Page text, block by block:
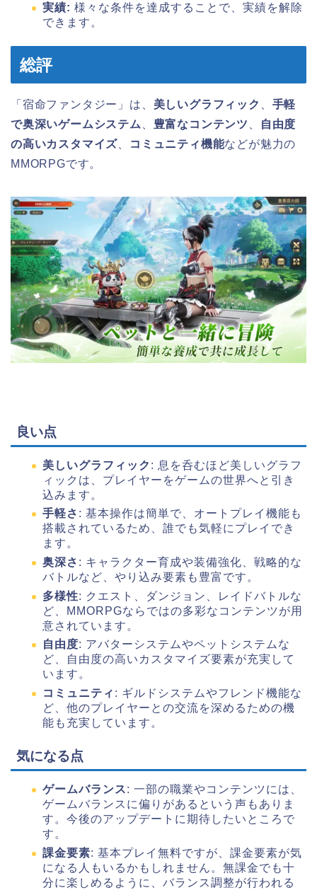
実績: 様々な条件を達成することで、実績を解除
できます。
総評
「宿命ファンタジー」は、 美しいグラフィック
手軽
で奥深いゲームシステム
豊富なコンテンツ
自由度
の高いカスタマイズ
コミュニティ機能などが魅力の
MMORPGです。
良い点
美しいグラフィック : 息を呑むほど美しいグラフ
ィックは、プレイヤーをゲームの世界へと引き
込みます。
手軽さ : 基本操作は簡単で、オートプレイ機能も
搭載されているため、誰でも気軽にプレイでき
ます。
奥深さ : キャラクター育成や装備強化、戦略的な
バトルなど、やり込み要素も豊富です。
多様性: クエスト、ダンジョン、レイドバトルな
ど、MMORPGならではの多彩なコンテンツが用
意されています。
自由度: アバターシステムやペットシステムな
ど、自由度の高いカスタマイズ要素が充実して
います。
コミュニティ : ギルドシステムやフレンド機能な
ど、他のプレイヤーとの交流を深めるための機
能も充実しています。
気になる点
ゲームバランス: 一部の職業やコンテンツには、
ゲームバランスに偏りがあるという声もありま
す。今後のアップデートに期待したいところで
す。
課金要素: 基本プレイ無料ですが、課金要素が気
になる人もいるかもしれません。無課金でも十
分に楽しめるように、バランス調整が行われる